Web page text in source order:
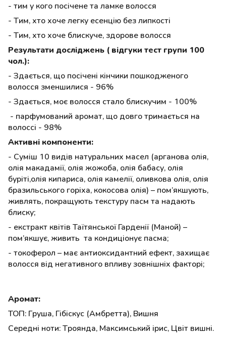
- тим у кого посічене та ламке волосся
- Тим, хто хоче легку есенцію без липкості
- Тим, хто хоче блискуче, здорове волосся
Результати досліджень ( відгуки тест групи 100
чол.):
- Здається, що посічені кінчики пошкодженого
волосся зменшилися - 96%
- Здається, моє волосся стало блискучим - 100%
- парфумований аромат, що довго тримається на
волоссі - 98%
Активні компоненти:
- Суміш 10 видів натуральних масел (арганова олія,
олія макадамії, олія жожоба, олія бабасу, олія
буріті,олія кипариса, олія камелії, оливкова олія, олія
бразильського горіха, кокосова олія) – пом’якшують,
живлять, покращують текстуру пасм та надають
блиску;
- екстракт квітів Таїтянської Гарденії (Маной) –
пом’якшує, живить та кондиціонує пасма;
- токоферол – має антиоксидантний ефект, захищає
волосся від негативного впливу зовнішніх факторі;
Аромат:
ТОП: Груша, Гібіскус (Амбретта), Вишня
Середні ноти: Троянда, Максимський ірис, Цвіт вишні.